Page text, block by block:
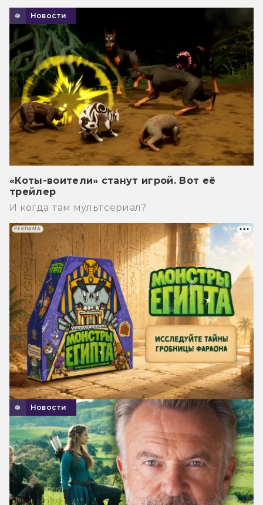
Новости
«Коты-воители» станут игрой. Вот её
трейлер
И когда там мультсериал?
Новости
РЕКЛАМА